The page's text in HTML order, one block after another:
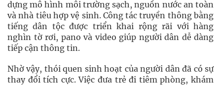
dựng mô hình môi trường sạch, nguồn nước an toàn
và nhà tiêu hợp vệ sinh. Công tác truyền thông bằng
tiếng dân tộc được triển khai rộng rãi với hàng
nghìn tờ rơi, pano và video giúp người dân dễ dàng
tiếp cận thông tin.
Nhờ vậy, thói quen sinh hoạt của người dân đã có sự
thay đổi tích cực. Việc đưa trẻ đi tiêm phòng, khám